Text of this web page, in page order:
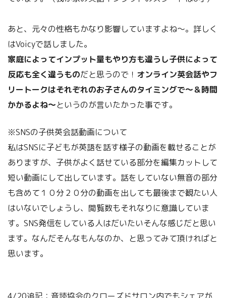
あと、元々の性格もかなり影響していますよね～。詳しく
はVoicyで話しました。
家庭によってインプット量もやり方も違うし子供によって
反応も全く違うものだと思うので！ オンライン英会話やフ
リートークはそれぞれのお子さんのタイミングで～＆時間
かかるよね～というのが言いたかった事です。
※SNSの子供英会話動画について
私はSNSに子どもが英語を話す様子の動画を載せることが
ありますが、子供がよく話せている部分を編集カットして
短い動画にして出しています。話をしていない無音の部分
も含めて１０分２０分の動画を出しても最後まで観たい人
はいないでしょうし、閲覧数もそれなりに意識していま
す。SNS発信をしている人はだいたいそんな感じだと思い
ます。なんだそんなもんなのか、と思ってみて頂ければと
思います。